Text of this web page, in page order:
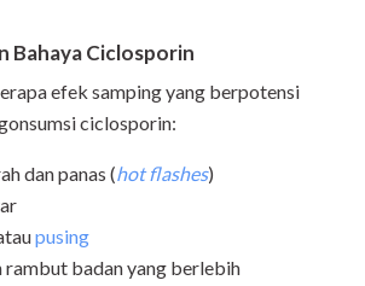
Bahaya Ciclosporin
efek samping yang berpotensi
ciclosporin:
dan panas (hot flashes)
pusing
rambut badan yang berlebih